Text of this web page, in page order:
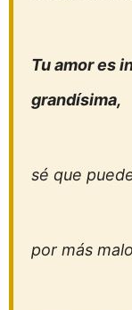
Tu amor es
grandísima,
sé que
por más